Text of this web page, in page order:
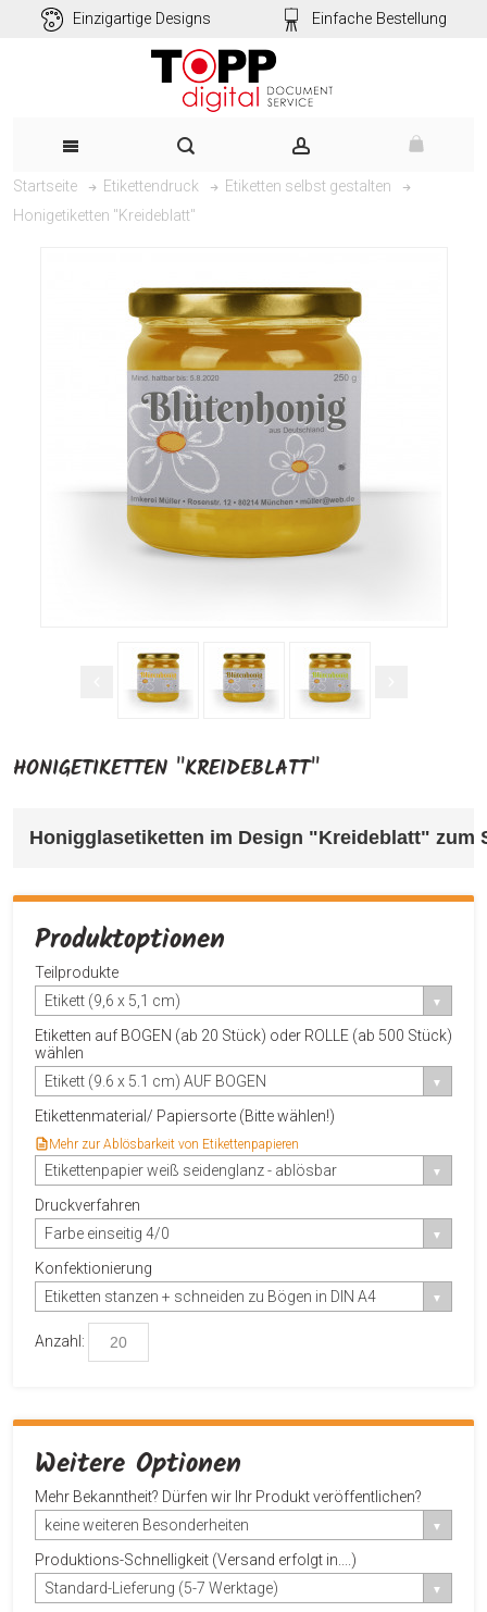
Einzigartige Designs Einfache Bestellung
Startseite Etikettendruck
Etiketten selbst gestalten
Honigetiketten "Kreideblatt"
HONIGETIKETTEN "KREIDEBLATT"
Honigglasetiketten im Design "Kreideblatt" zum
Produktoptionen
Teilprodukte
Etikett (9,6 x 5,1 cm)
Etiketten auf BOGEN (ab 20 Stück) oder ROLLE (ab 500 Stück)
wählen
Etikett (9.6 x 5.1 cm) AUF BOGEN
Etikettenmaterial/ Papiersorte (Bitte wählen!)
Mehr zur Ablösbarkeit von Etikettenpapieren
Etikettenpapier weiß seidenglanz - ablösbar
Druckverfahren
Farbe einseitig 4/0
Konfektionierung
Etiketten stanzen + schneiden zu Bögen in DIN A4
Anzahl:
Weitere Optionen
Mehr Bekanntheit? Dürfen wir Ihr Produkt veröffentlichen?
keine weiteren Besonderheiten
Produktions-Schnelligkeit (Versand erfolgt in....)
Standard-Lieferung (5-7 Werktage)